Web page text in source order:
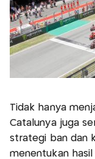
Tidak hanya
Catalunya juga
strategi ban dan
menentukan